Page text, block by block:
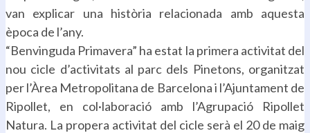
van explicar una història relacionada amb aquesta
època de l’any.
“Benvinguda Primavera” ha estat la primera activitat del
nou cicle d’activitats al parc dels Pinetons, organitzat
per l’Àrea Metropolitana de Barcelona i l’Ajuntament de
Ripollet, en col·laboració amb l’Agrupació Ripollet
Natura. La propera activitat del cicle serà el 20 de maig